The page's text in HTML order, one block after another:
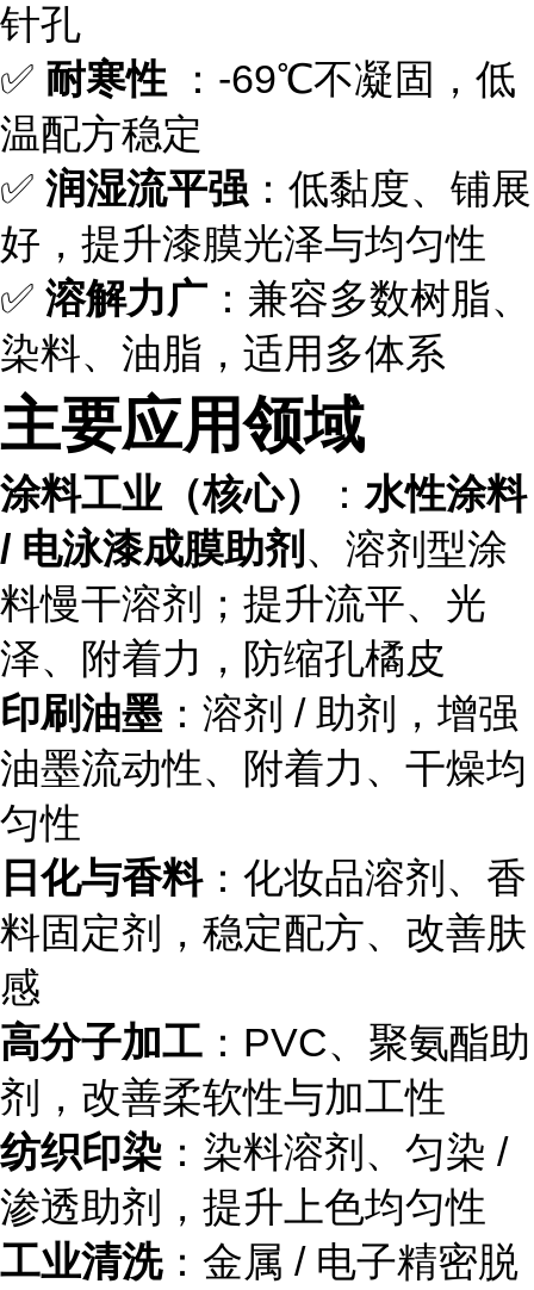
针孔
✅ 耐寒性
：-69℃不凝固，低
温配方稳定
✅ 润湿流平强 ：低黏度、铺展
好，提升漆膜光泽与均匀性
✅ 溶解力广 ：兼容多数树脂、
染料、油脂，适用多体系
主要应用领域
涂料工业（核心） ： 水性涂料
/ 电泳漆成膜助剂 、溶剂型涂
料慢干溶剂；提升流平、光
泽、附着力，防缩孔橘皮
印刷油墨 ：溶剂 / 助剂，增强
油墨流动性、附着力、干燥均
匀性
日化与香料：化妆品溶剂、香
料固定剂，稳定配方、改善肤
感
高分子加工 ：PVC、聚氨酯助
剂，改善柔软性与加工性
纺织印染 ：染料溶剂、匀染 /
渗透助剂，提升上色均匀性
工业清洗：金属 / 电子精密脱